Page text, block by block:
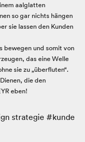
aalglatten
so gar nichts hängen
sie lassen den Kunden
bewegen und somit von
das eine Welle
sie zu „überfluten“.
die den
eben!
strategie #kunde